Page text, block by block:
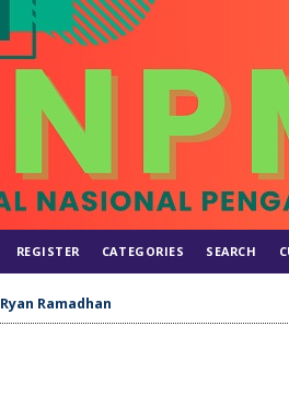
REGISTER CATEGORIES SEARCH
Ryan Ramadhan